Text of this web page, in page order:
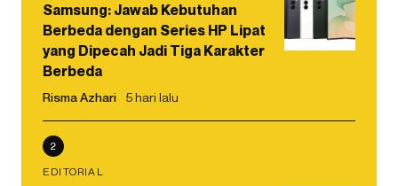
Samsung: Jawab Kebutuhan
Berbeda dengan Series HP Lipat
yang Dipecah Jadi Tiga Karakter
Berbeda
Risma Azhari 5 hari lalu
2
EDITORIAL